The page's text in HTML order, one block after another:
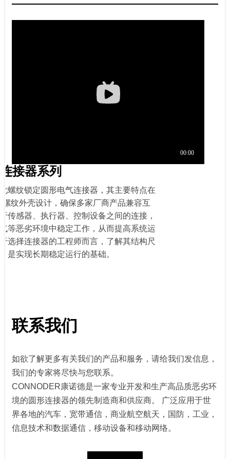
接器系列
螺纹锁定圆形电气连接器，其主要特点在
纹外壳设计，确保多家厂商产品兼容互
传感器、执行器、控制设备之间的连接，
等恶劣环境中稳定工作，从而提高系统运
选择连接器的工程师而言，了解其结构尺
是实现长期稳定运行的基础。
联系我们
如欲了解更多有关我们的产品和服务，请给我们发信息，
我们的专家将尽快与您联系。
CONNODER康诺德是一家专业开发和生产高品质恶劣环
境的圆形连接器的领先制造商和供应商。 广泛应用于世
界各地的汽车，宽带通信，商业航空航天，国防，工业，
信息技术和数据通信，移动设备和移动网络。